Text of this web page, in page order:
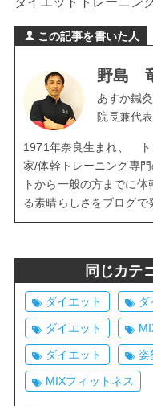
この記事を書いた人
野島
あすか鍼
院長兼代表
1971年奈良生まれ、
家/体幹トレーニング専
トから一般の方までに
る素晴らしさをブログで
同じカテ
ダイエット ダ
ダイエット
ダイエット 姿
MIXフィットネス